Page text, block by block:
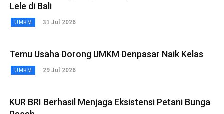
Lele di Bali
UMKM 31 Jul 2026
Temu Usaha Dorong UMKM Denpasar Naik Kelas
UMKM 29 Jul 2026
KUR BRI Berhasil Menjaga Eksistensi Petani Bunga